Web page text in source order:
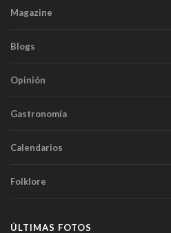
Magazine
Blogs
Opinión
Gastronomía
Calendarios
Folklore
ÚLTIMAS FOTOS